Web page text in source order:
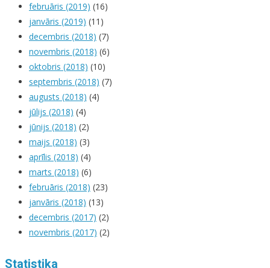
februāris (2019) (16)
janvāris (2019) (11)
decembris (2018) (7)
novembris (2018) (6)
oktobris (2018) (10)
septembris (2018) (7)
augusts (2018) (4)
jūlijs (2018) (4)
jūnijs (2018) (2)
maijs (2018) (3)
aprīlis (2018) (4)
marts (2018) (6)
februāris (2018) (23)
janvāris (2018) (13)
decembris (2017) (2)
novembris (2017) (2)
Statistika